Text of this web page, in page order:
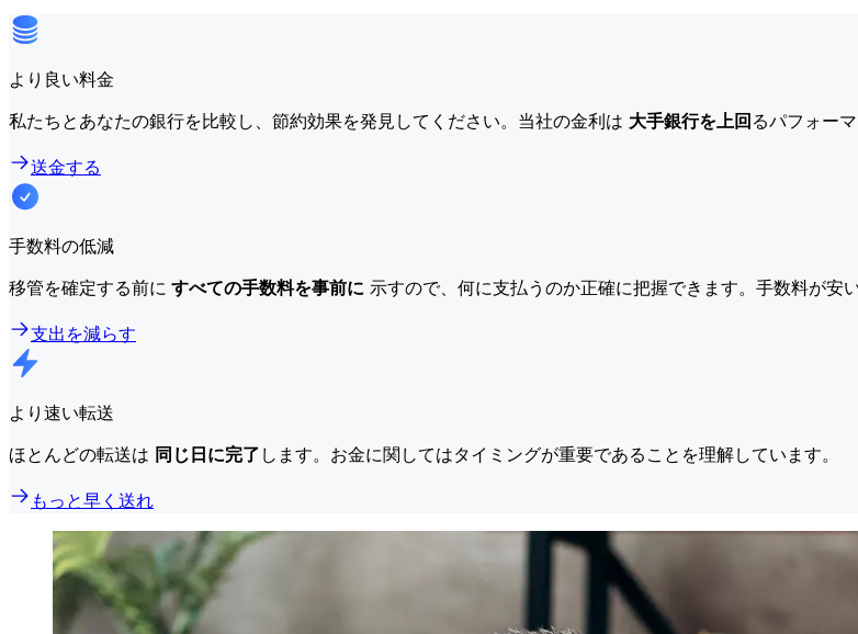
より良い料金
私たちとあなたの銀行を比較し、節約効果を発見してください。当社の金利は 大手銀行を上回るパフォー
送金する
手数料の低減
移管を確定する前に すべての手数料を事前に 示すので、何に支払うのか正確に把握できます。手数料が安
支出を減らす
より速い転送
ほとんどの転送は 同じ日に完了 します。お金に関してはタイミングが重要であることを理解しています。
もっと早く送れ